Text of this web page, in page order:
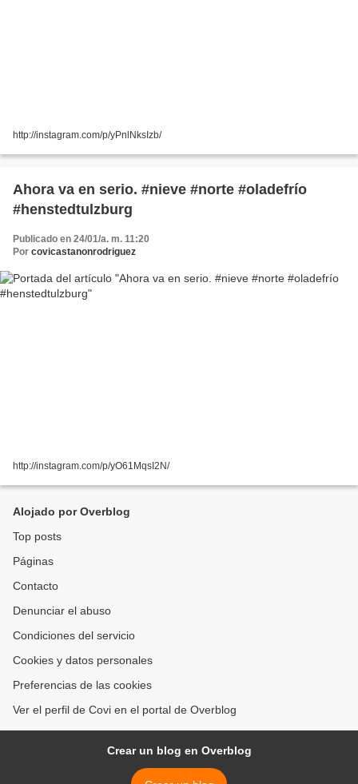
http://instagram.com/p/yPnlNksIzb/
Ahora va en serio. #nieve #norte #oladefrío
#henstedtulzburg
Publicado en 24/01/a. m. 11:20
Por covicastanonrodriguez
http://instagram.com/p/yO61MqsI2N/
Alojado por Overblog
Top posts
Páginas
Contacto
Denunciar el abuso
Condiciones del servicio
Cookies y datos personales
Preferencias de las cookies
Ver el perfil de Covi en el portal de Overblog
Crear un blog en Overblog